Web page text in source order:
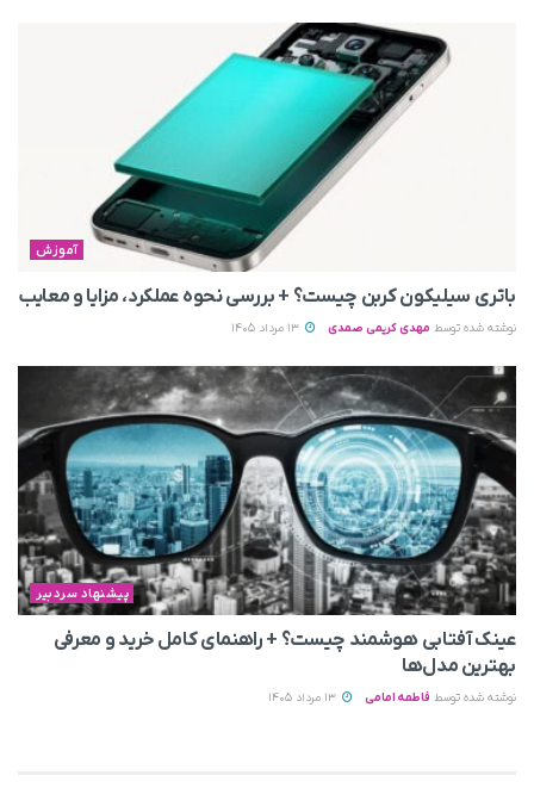
آموزش
باتری سیلیکون کربن چیست؟ + بررسی نحوه عملکرد، مزایا و معایب
نوشته شده توسط مهدی کریمی صمدی
پیشنهاد سردبیر
عینک آفتابی هوشمند چیست؟ + راهنمای کامل خرید و معرفی
بهترین مدل‌ها
نوشته شده توسط فاطمه امامی